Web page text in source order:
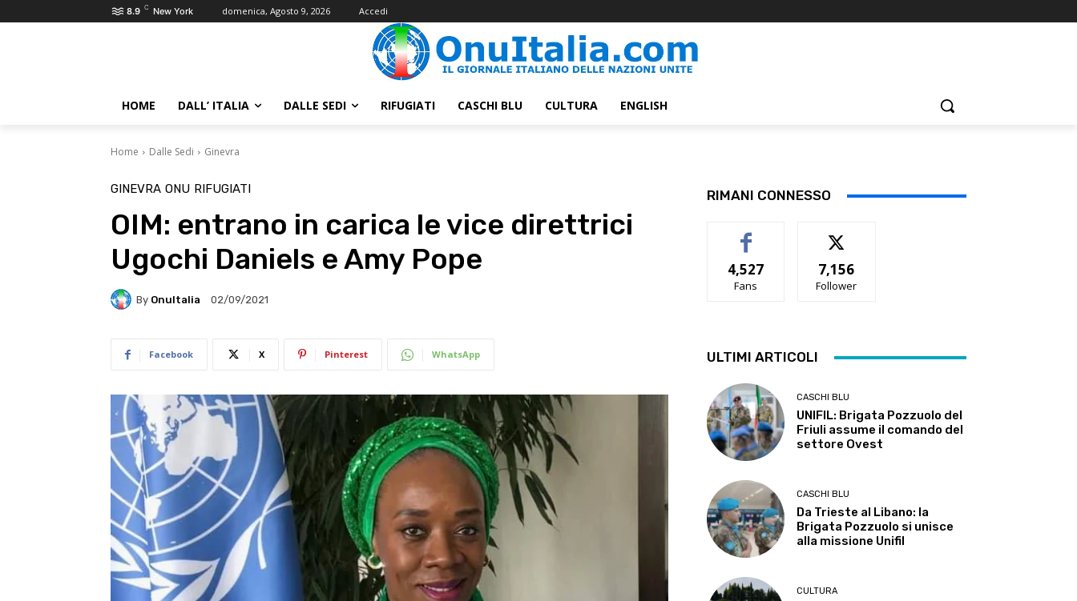
8.9 C New York domenica, Agosto 9, 2026 Accedi
HOME DALL’ ITALIA DALLE SEDI RIFUGIATI CASCHI BLU CULTURA ENGLISH
Home Dalle Sedi Ginevra
GINEVRA ONU RIFUGIATI
OIM: entrano in carica le vice direttrici
Ugochi Daniels e Amy Pope
By OnuItalia 02/09/2021
Facebook X Pinterest WhatsApp
RIMANI CONNESSO
4,527
Fans
7,156
Follower
ULTIMI ARTICOLI
CASCHI BLU
UNIFIL: Brigata Pozzuolo del
Friuli assume il comando del
settore Ovest
CASCHI BLU
Da Trieste al Libano: la
Brigata Pozzuolo si unisce
alla missione Unifil
CULTURA